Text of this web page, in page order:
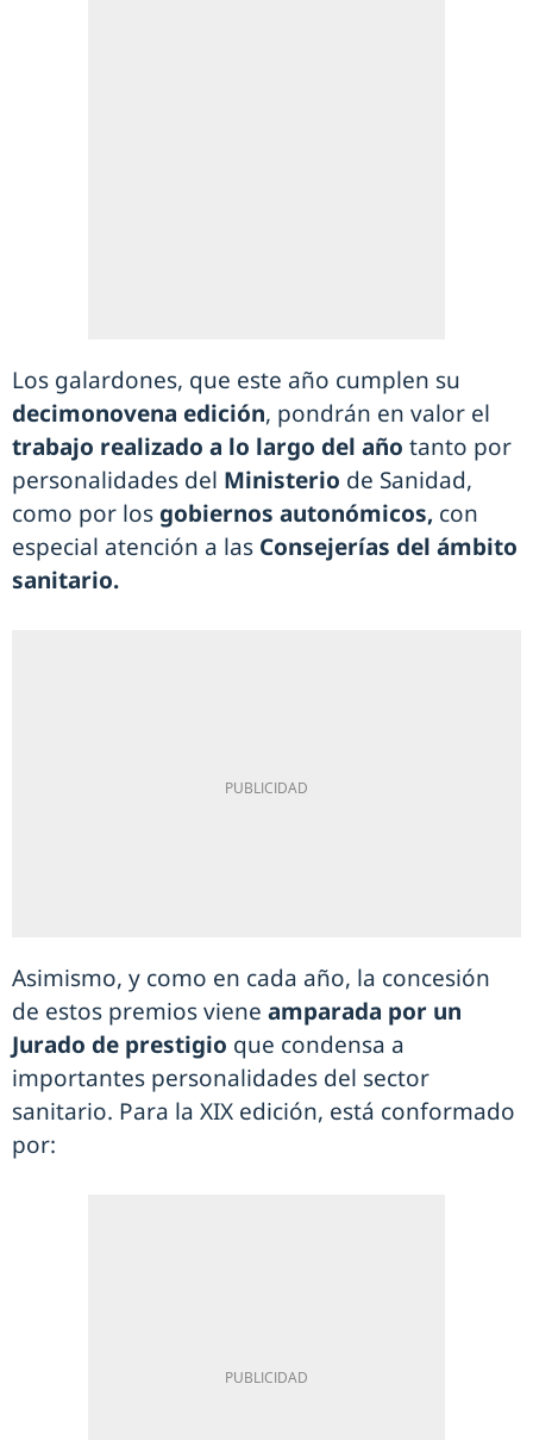
Los galardones, que este año cumplen su
decimonovena edición, pondrán en valor el
trabajo realizado a lo largo del año tanto por
personalidades del Ministerio de Sanidad,
como por los gobiernos autonómicos, con
especial atención a las Consejerías del ámbito
sanitario.
Asimismo, y como en cada año, la concesión
de estos premios viene amparada por un
Jurado de prestigio que condensa a
importantes personalidades del sector
sanitario. Para la XIX edición, está conformado
por: